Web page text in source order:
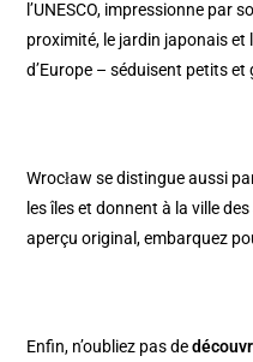
l’UNESCO, impressionne par
proximité, le jardin japonais et
d’Europe – séduisent petits et
Wrocław se distingue aussi
les îles et donnent à la ville
aperçu original, embarquez
Enfin, n’oubliez pas de